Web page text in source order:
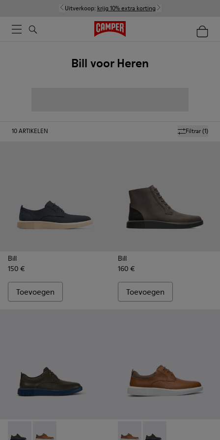
Uitverkoop: krijg 10% extra korting
Bill voor Heren
Filtrar(1)
10ARTIKELEN
Bill
150 €
Toevoegen
Bill
160 €
Toevoegen